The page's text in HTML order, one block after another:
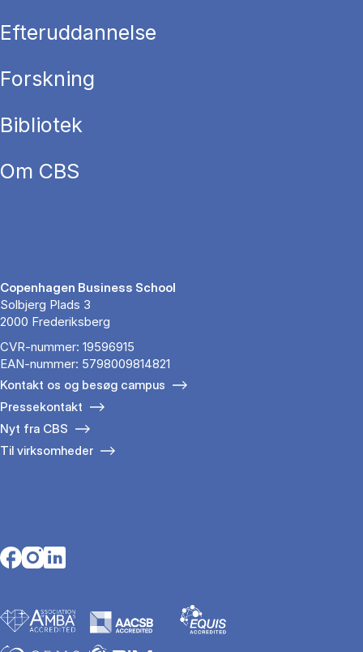
Efteruddannelse
Forskning
Bibliotek
Om CBS
Copenhagen Business School
Solbjerg Plads 3
2000 Frederiksberg
CVR-nummer: 19596915
EAN-nummer: 5798009814821
Kontakt os og besøg campus
Pressekontakt
Nyt fra CBS
Til virksomheder
Opens in a new tab
Opens in a new tab
Opens in a new tab